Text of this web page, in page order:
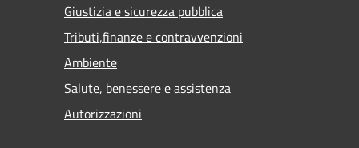
Giustizia e sicurezza pubblica
Tributi,finanze e contravvenzioni
Ambiente
Salute, benessere e assistenza
Autorizzazioni